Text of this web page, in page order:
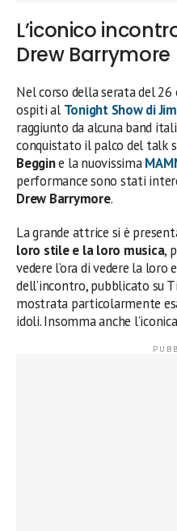
L’iconico
Drew Barrymore
Nel corso della serata del
ospiti al Tonight Show di
raggiunto da alcuna band
conquistato il palco del talk
Beggine la nuovissima
performance sono stati
Drew Barrymore.
La grande attrice si è
loro stile e la loro musica,
vedere l’ora di vedere la loro
dell’incontro, pubblicato su
mostrata particolarmente
idoli. Insomma anche l’iconica